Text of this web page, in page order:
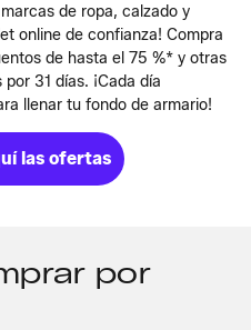
de ropa, calzado y
online de confianza! Compra
de hasta el 75 %* y otras
31 días. ¡Cada día
llenar tu fondo de armario!
las ofertas
por